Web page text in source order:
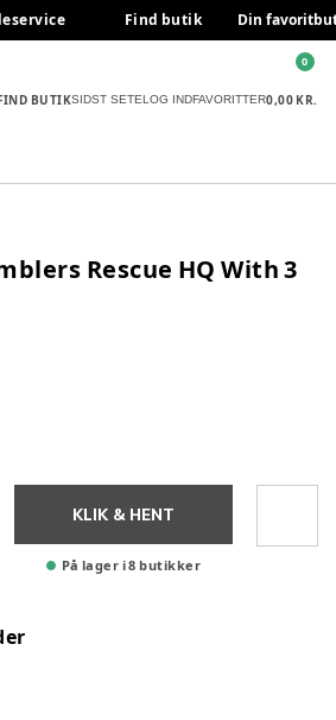
Find butik Din
BUTIKSIDST SETELOG INDFAVORITTER0,00 KR.
0
Rescue HQ With 3
KLIK & HENT
På lager i 8 butikker